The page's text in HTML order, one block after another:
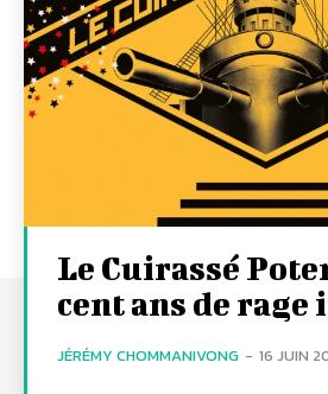
Le Cuirassé
cent ans de rage
JÉRÉMY CHOMMANIVONG - 16 JUIN